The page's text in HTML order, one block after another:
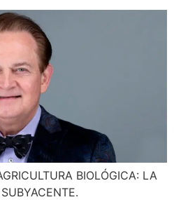
BIOLÓGICA: LA